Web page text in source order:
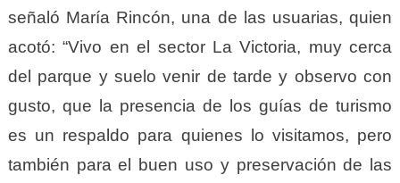
señaló María Rincón, una de las usuarias, quien
acotó: “Vivo en el sector La Victoria, muy cerca
del parque y suelo venir de tarde y observo con
gusto, que la presencia de los guías de turismo
es un respaldo para quienes lo visitamos, pero
también para el buen uso y preservación de las